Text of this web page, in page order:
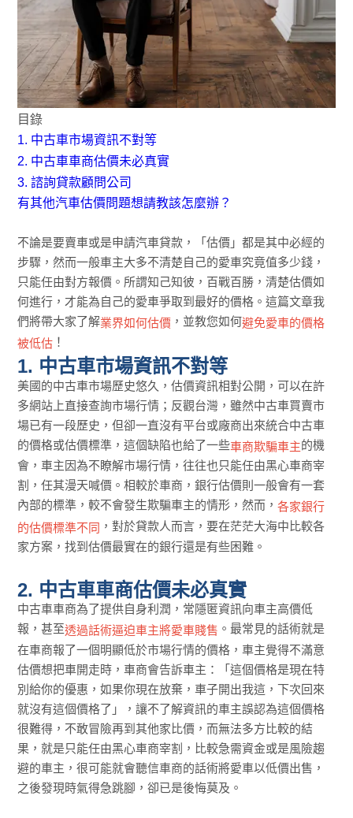
目錄
1. 中古車市場資訊不對等
2. 中古車車商估價未必真實
3. 諮詢貸款顧問公司
有其他汽車估價問題想請教該怎麼辦？
不論是要賣車或是申請汽車貸款，「估價」都是其中必經的
步驟，然而一般車主大多不清楚自己的愛車究竟值多少錢，
只能任由對方報價。所謂知己知彼，百戰百勝，清楚估價如
何進行，才能為自己的愛車爭取到最好的價格。這篇文章我
們將帶大家了解業界如何估價 ，並教您如何避免愛車的價格
被低估 ！
1. 中古車市場資訊不對等
美國的中古車市場歷史悠久，估價資訊相對公開，可以在許
多網站上直接查詢市場行情；反觀台灣，雖然中古車買賣市
場已有一段歷史，但卻一直沒有平台或廠商出來統合中古車
的價格或估價標準，這個缺陷也給了一些車商欺騙車主的機
會，車主因為不瞭解市場行情，往往也只能任由黑心車商宰
割，任其漫天喊價。相較於車商，銀行估價則一般會有一套
內部的標準，較不會發生欺騙車主的情形，然而，各家銀行
的估價標準不同 ，對於貸款人而言，要在茫茫大海中比較各
家方案，找到估價最實在的銀行還是有些困難。
2. 中古車車商估價未必真實
中古車車商為了提供自身利潤，常隱匿資訊向車主高價低
報，甚至透過話術逼迫車主將愛車賤售 。最常見的話術就是
在車商報了一個明顯低於市場行情的價格，車主覺得不滿意
估價想把車開走時，車商會告訴車主：「這個價格是現在特
別給你的優惠，如果你現在放棄，車子開出我這，下次回來
就沒有這個價格了」，讓不了解資訊的車主誤認為這個價格
很難得，不敢冒險再到其他家比價，而無法多方比較的結
果，就是只能任由黑心車商宰割，比較急需資金或是風險趨
避的車主，很可能就會聽信車商的話術將愛車以低價出售，
之後發現時氣得急跳腳，卻已是後悔莫及。